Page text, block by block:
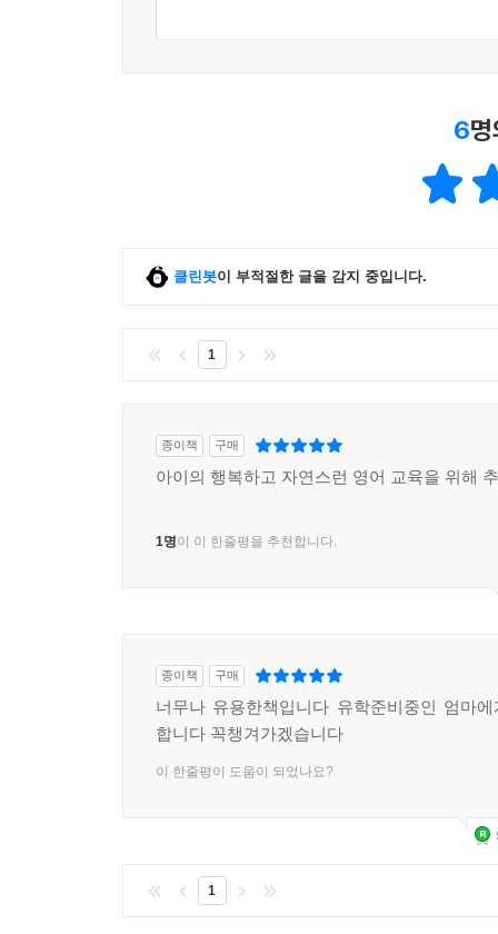
6
클린봇이 부적절한 글을 감지 중입니다.
1
종이책 구매
아이의 행복하고 자연스런 영어 교육을 위해
1명이 이 한줄평을 추천합니다.
종이책 구매
너무나 유용한책입니다 유학준비중인 엄마
합니다 꼭챙겨가겠습니다
이 한줄평이 도움이 되었나요?
1